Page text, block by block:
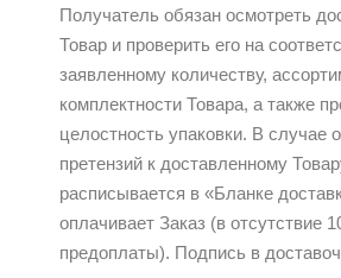
Получатель обязан осмотреть
Товар и проверить его на
заявленному количеству,
комплектности Товара, а также
целостность упаковки. В случае
претензий к доставленному
расписывается в «Бланке
оплачивает Заказ (в отсутствие
предоплаты). Подпись в